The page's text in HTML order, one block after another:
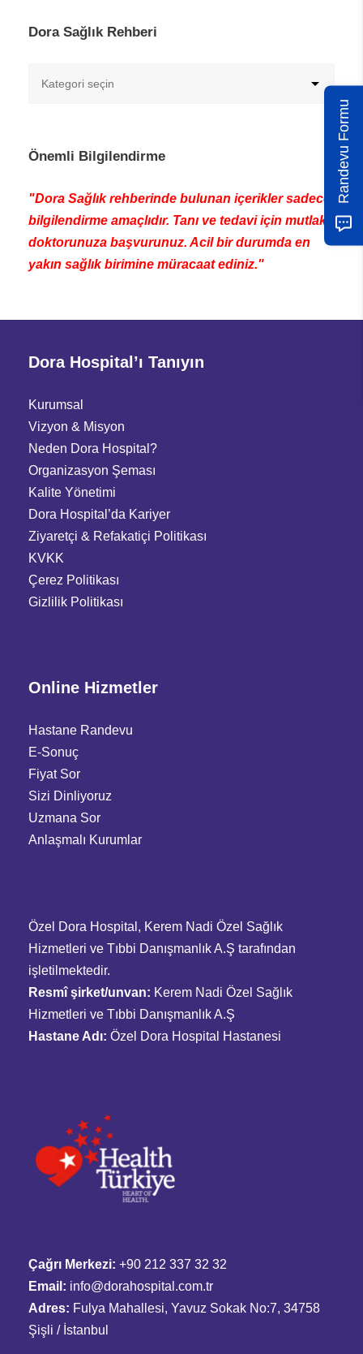
Dora Sağlık Rehberi
Önemli Bilgilendirme
"Dora Sağlık rehberinde bulunan içerikler sadece
bilgilendirme amaçlıdır. Tanı ve tedavi için mutlaka
doktorunuza başvurunuz. Acil bir durumda en
yakın sağlık birimine müracaat ediniz."
Dora Hospital’ı Tanıyın
Kurumsal
Vizyon & Misyon
Neden Dora Hospital?
Organizasyon Şeması
Kalite Yönetimi
Dora Hospital’da Kariyer
Ziyaretçi & Refakatiçi Politikası
KVKK
Çerez Politikası
Gizlilik Politikası
Online Hizmetler
Hastane Randevu
E-Sonuç
Fiyat Sor
Sizi Dinliyoruz
Uzmana Sor
Anlaşmalı Kurumlar
Özel Dora Hospital, Kerem Nadi Özel Sağlık
Hizmetleri ve Tıbbi Danışmanlık A.Ş tarafından
işletilmektedir.
Resmî şirket/unvan: Kerem Nadi Özel Sağlık
Hizmetleri ve Tıbbi Danışmanlık A.Ş
Hastane Adı: Özel Dora Hospital Hastanesi
Çağrı Merkezi: +90 212 337 32 32
Email: info@dorahospital.com.tr
Adres: Fulya Mahallesi, Yavuz Sokak No:7, 34758
Şişli / İstanbul
Randevu Formu